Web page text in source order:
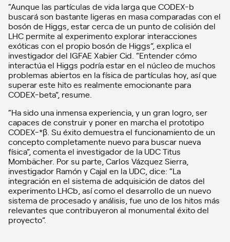
“Aunque las partículas de vida larga que CODEX-b
buscará son bastante ligeras en masa comparadas con el
bosón de Higgs, estar cerca de un punto de colisión del
LHC permite al experimento explorar interacciones
exóticas con el propio bosón de Higgs”, explica el
investigador del IGFAE Xabier Cid. “Entender cómo
interactúa el Higgs podría estar en el núcleo de muchos
problemas abiertos en la física de partículas hoy, así que
superar este hito es realmente emocionante para
CODEX-beta”, resume.
“Ha sido una inmensa experiencia, y un gran logro, ser
capaces de construir y poner en marcha el prototipo
CODEX-*β. Su éxito demuestra el funcionamiento de un
concepto completamente nuevo para buscar nueva
física”, comenta el investigador de la UDC Titus
Mombächer. Por su parte, Carlos Vázquez Sierra,
investigador Ramón y Cajal en la UDC, dice: “La
integración en el sistema de adquisición de datos del
experimento LHCb, así como el desarrollo de un nuevo
sistema de procesado y análisis, fue uno de los hitos más
relevantes que contribuyeron al monumental éxito del
proyecto”.